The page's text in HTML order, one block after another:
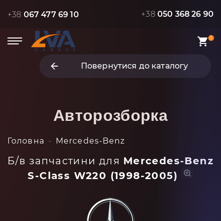
+38 067 477 69 10 +38 050 368 26 90
0
Повернутися до каталогу
Авторозборка
Головна Mercedes-Benz
Б/в запчастини для Mercedes-Benz
S-Class W220 (1998-2005)